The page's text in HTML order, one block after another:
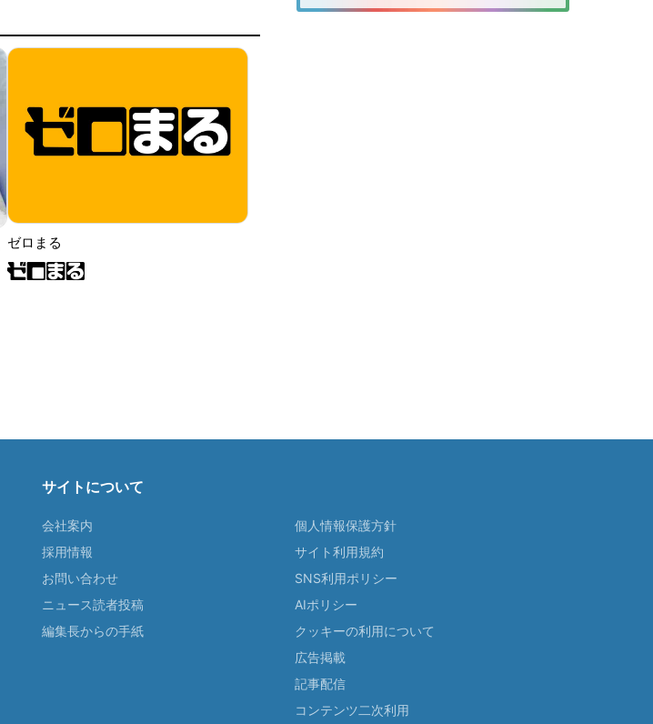
ゼロまる
サイトについて
会社案内
採用情報
お問い合わせ
ニュース読者投稿
編集長からの手紙
個人情報保護方針
サイト利用規約
SNS利用ポリシー
AIポリシー
クッキーの利用について
広告掲載
記事配信
コンテンツ二次利用